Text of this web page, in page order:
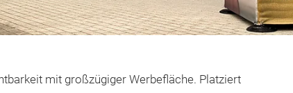
mit großzügiger Werbefläche. Platziert